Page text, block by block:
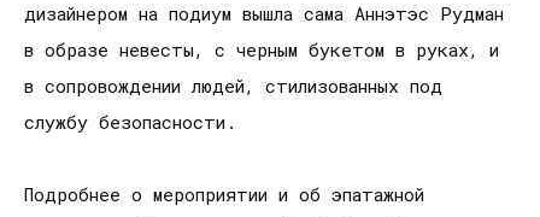
дизайнером на подиум вышла сама Аннэтэс Рудман
в образе невесты, с черным букетом в руках, и
в сопровождении людей, стилизованных под
службу безопасности.
Подробнее о мероприятии и об эпатажной